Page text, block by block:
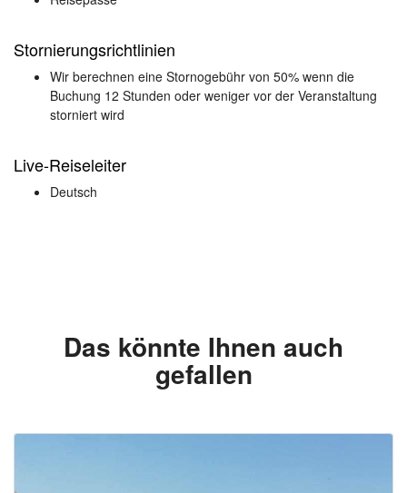
Stornierungsrichtlinien
Wir berechnen eine Stornogebühr von 50% wenn die
Buchung 12 Stunden oder weniger vor der Veranstaltung
storniert wird
Live-Reiseleiter
Deutsch
Das könnte Ihnen auch
gefallen